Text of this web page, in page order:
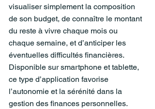
visualiser simplement la composition
de son budget, de connaître le montant
du reste à vivre chaque mois ou
chaque semaine, et d’anticiper les
éventuelles difficultés financières.
Disponible sur smartphone et tablette,
ce type d’application favorise
l’autonomie et la sérénité dans la
gestion des finances personnelles.